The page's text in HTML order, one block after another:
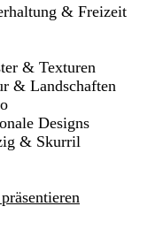
& Freizeit
& Texturen
& Landschaften
Designs
& Skurril